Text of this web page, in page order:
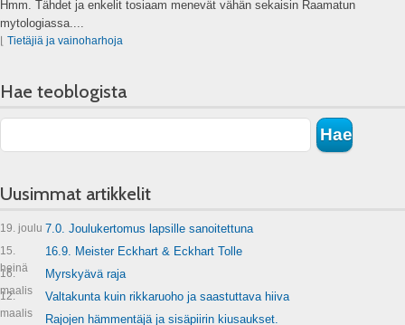
Hmm. Tähdet ja enkelit tosiaam menevät vähän sekaisin Raamatun
mytologiassa....
Tietäjiä ja vainoharhoja
Hae teoblogista
Uusimmat artikkelit
19. joulu 7.0. Joulukertomus lapsille sanoitettuna
15.
heinä
16.9. Meister Eckhart & Eckhart Tolle
16.
maalis
Myrskyävä raja
12.
maalis
Valtakunta kuin rikkaruoho ja saastuttava hiiva
Rajojen hämmentäjä ja sisäpiirin kiusaukset.